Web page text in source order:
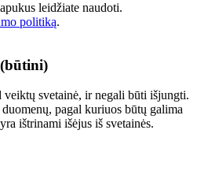
leidžiate naudoti.
politiką.
veiktų svetainė, ir negali būti išjungti.
pagal kuriuos būtų galima
ištrinami išėjus iš svetainės.